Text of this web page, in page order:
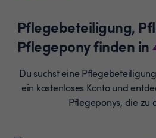
Pflegebeteiligung,
Pflegeponyfinden in
Du suchst eine
ein kostenloses Konto und
Pflegeponys, die zu